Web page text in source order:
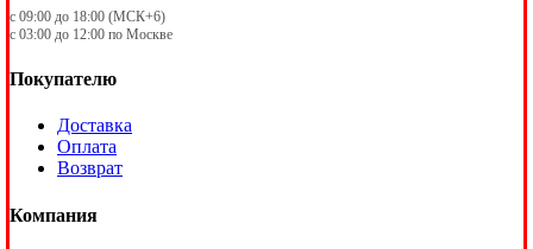
с 09:00 до 18:00 (МСК+6)
с 03:00 до 12:00 по Москве
Покупателю
Доставка
Оплата
Возврат
Компания